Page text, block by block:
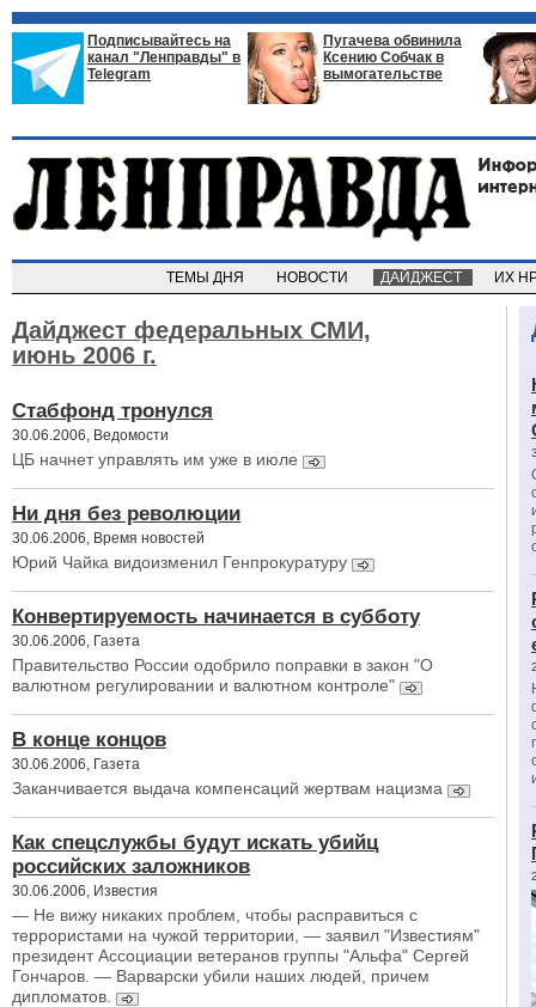
Подписывайтесь на
канал "Ленправды" в
Telegram
Пугачева обвинила
Ксению Собчак в
вымогательстве
ТЕМЫ ДНЯ НОВОСТИ ДАЙДЖЕСТ ИХ
Дайджест федеральных СМИ,
июнь 2006 г.
Стабфонд тронулся
30.06.2006, Ведомости
ЦБ начнет управлять им уже в июле
Ни дня без революции
30.06.2006, Время новостей
Юрий Чайка видоизменил Генпрокуратуру
Конвертируемость начинается в субботу
30.06.2006, Газета
Правительство России одобрило поправки в закон "О
валютном регулировании и валютном контроле"
В конце концов
30.06.2006, Газета
Заканчивается выдача компенсаций жертвам нацизма
Как спецслужбы будут искать убийц
российских заложников
30.06.2006, Известия
— Не вижу никаких проблем, чтобы расправиться с
террористами на чужой территории, — заявил "Известиям"
президент Ассоциации ветеранов группы "Альфа" Сергей
Гончаров. — Варварски убили наших людей, причем
дипломатов.